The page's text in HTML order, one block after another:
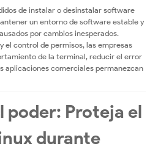
de instalar o desinstalar software
un entorno de software estable y
por cambios inesperados.
el control de permisos, las empresas
de la terminal, reducir el error
aplicaciones comerciales permanezcan
poder: Proteja el
durante